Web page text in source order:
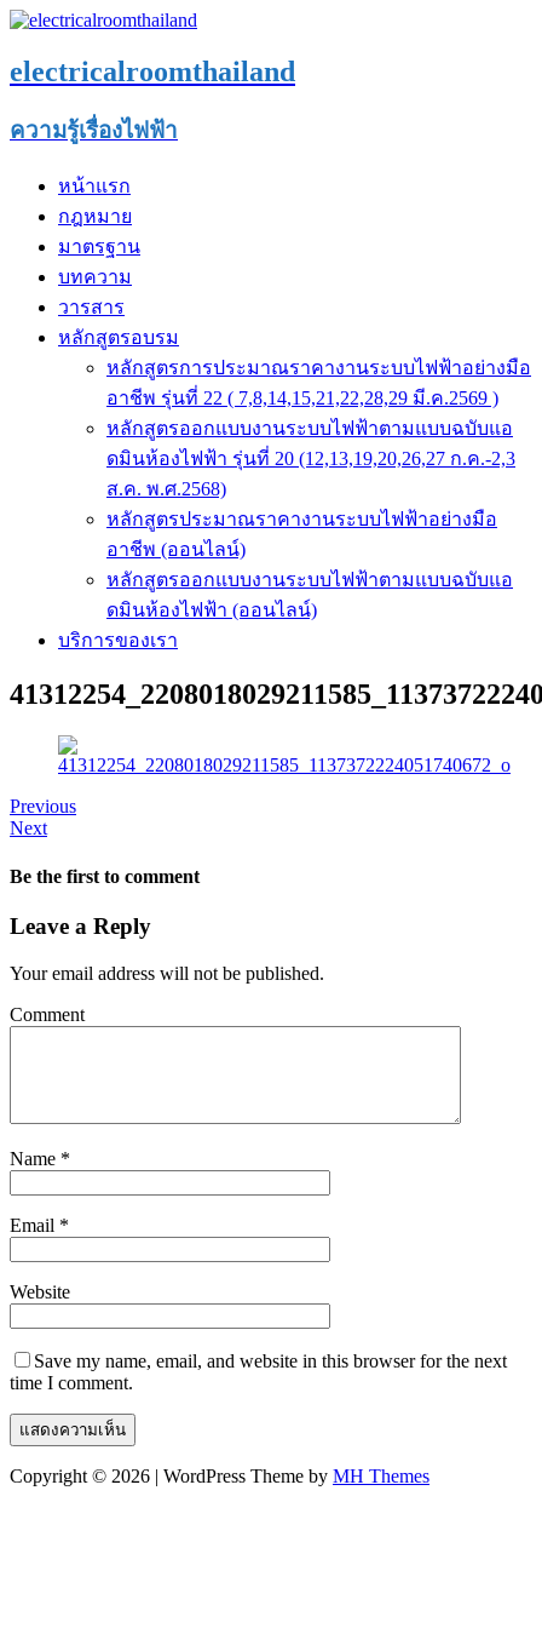
electricalroomthailand
ความรู้เรื่องไฟฟ้า
หน้าแรก
กฎหมาย
มาตรฐาน
บทความ
วารสาร
หลักสูตรอบรม
หลักสูตรการประมาณราคางานระบบไฟฟ้าอย่างมือ
อาชีพ รุ่นที่ 22 ( 7,8,14,15,21,22,28,29 มี.ค.2569 )
หลักสูตรออกแบบงานระบบไฟฟ้าตามแบบฉบับแอ
ดมินห้องไฟฟ้า รุ่นที่ 20 (12,13,19,20,26,27 ก.ค.-2,3
ส.ค. พ.ศ.2568)
หลักสูตรประมาณราคางานระบบไฟฟ้าอย่างมือ
อาชีพ (ออนไลน์)
หลักสูตรออกแบบงานระบบไฟฟ้าตามแบบฉบับแอ
ดมินห้องไฟฟ้า (ออนไลน์)
บริการของเรา
Previous
Next
Be the first to comment
Leave a Reply
Your email address will not be published.
Comment
Name *
Email *
Website
Save my name, email, and website in this browser for the next
time I comment.
Copyright © 2026 | WordPress Theme by MH Themes